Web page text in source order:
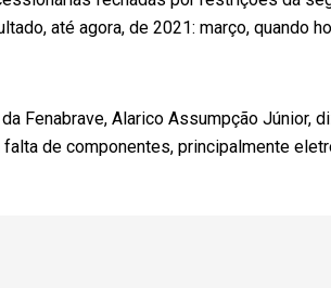
até agora, de 2021: março, quando
Fenabrave, Alarico Assumpção Júnior,
de componentes, principalmente